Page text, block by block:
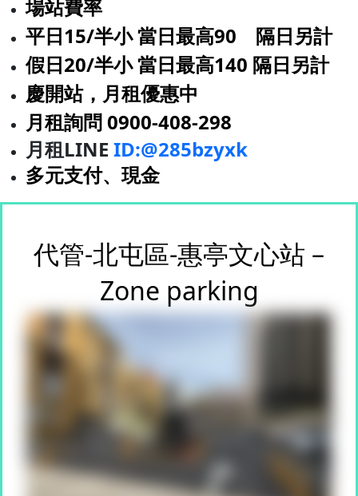
場站費率
平日15/半小 當日最高90 隔日另計
假日20/半小 當日最高140 隔日另計
慶開站，月租優惠中
月租詢問 0900-408-298
月租LINE ID:@285bzyxk
多元支付、現金
代管-北屯區-惠亭文心站 –
Zone parking